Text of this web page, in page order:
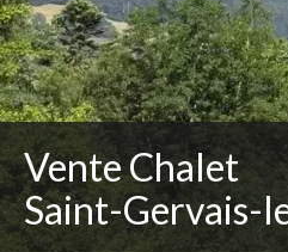
Vente Chalet
Saint-Gervais-